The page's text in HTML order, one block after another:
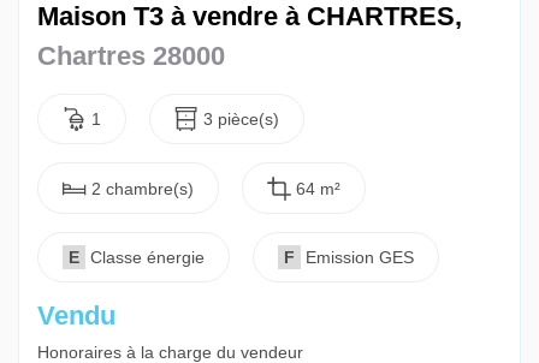
Maison T3 à vendre à CHARTRES,
Chartres 28000
1 3 pièce(s)
2 chambre(s) 64 m²
E Classe énergie F Emission GES
Vendu
Honoraires à la charge du vendeur